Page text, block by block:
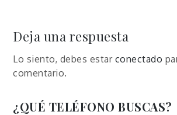
entradas
Deja una respuesta
Lo siento, debes estar conectado
comentario.
¿QUÉ TELÉFONO BUSCAS?